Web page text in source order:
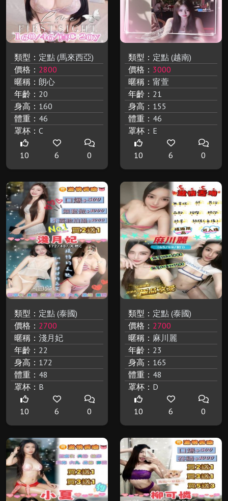
類型： 定點 (馬來西亞)
價格： 2800
暱稱： 朗心
年齡： 20
身高： 160
體重： 46
罩杯： C
10 6 0
類型： 定點 (越南)
價格： 3000
暱稱： 甯萱
年齡： 21
身高： 155
體重： 46
罩杯： E
10 6 0
類型： 定點 (泰國)
價格： 2700
暱稱： 淺月妃
年齡： 22
身高： 172
體重： 48
罩杯： B
10 6 0
類型： 定點 (泰國)
價格： 2700
暱稱： 麻川麗
年齡： 23
身高： 165
體重： 48
罩杯： D
10 6 0